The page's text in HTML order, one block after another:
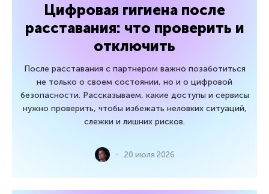
Цифровая гигиена после
расставания: что проверить и
отключить
После расставания с партнером важно позаботиться
не только о своем состоянии, но и о цифровой
безопасности. Рассказываем, какие доступы и сервисы
нужно проверить, чтобы избежать неловких ситуаций,
слежки и лишних рисков.
20 июля 2026